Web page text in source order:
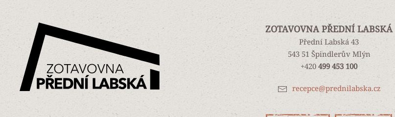
ZOTAVOVNA PŘEDNÍ LABSKÁ
Přední Labská 43
543 51 Špindlerův Mlýn
+420 499 453 100
recepce@prednilabska.cz